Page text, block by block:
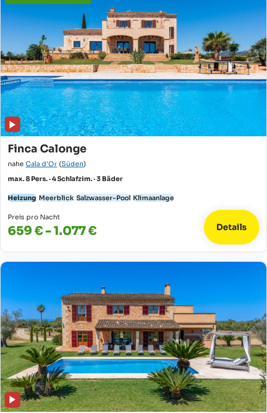
Finca Calonge
nahe Cala d'Or (Süden)
max. 8 Pers. · 4 Schlafzim. · 3 Bäder
Heizung Meerblick Salzwasser-Pool Klimaanlage
Preis pro Nacht
659 € - 1.077 € Details